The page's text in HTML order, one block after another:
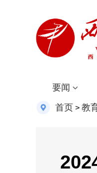
要闻
首页 > 教